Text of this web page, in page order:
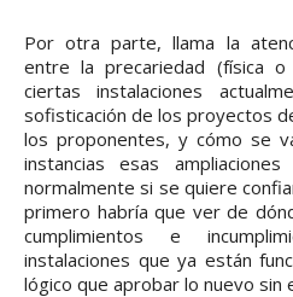
Por otra parte, llama la
entre la precariedad (física
ciertas instalaciones
sofisticación de los proyectos
los proponentes, y cómo se
instancias esas
normalmente si se quiere
primero habría que ver de
cumplimientos e
instalaciones que ya están
lógico que aprobar lo nuevo sin